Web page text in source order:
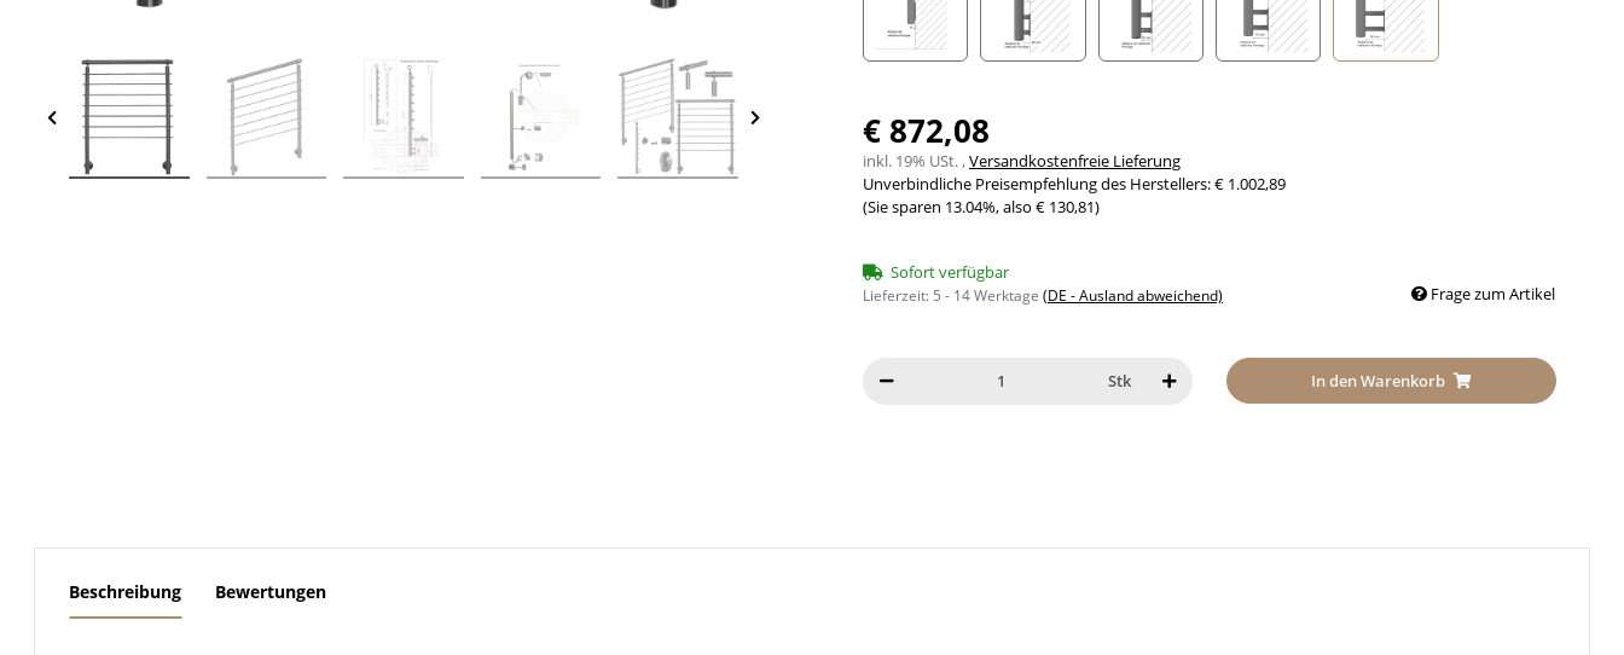
€ 872,08
inkl. 19% USt. ,Versandkostenfreie Lieferung
Unverbindliche Preisempfehlung des Herstellers:€ 1.002,89
(Sie sparen 13.04%, also € 130,81)
Sofort verfügbar
Lieferzeit: 5 - 14 Werktage (DE - Ausland abweichend) Frage zum Artikel
Stk In den Warenkorb
Beschreibung Bewertungen